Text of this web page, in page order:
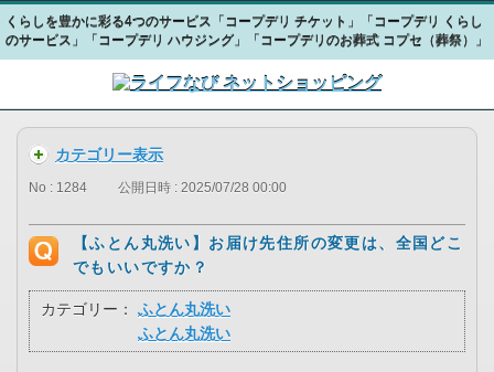
くらしを豊かに彩る4つのサービス「コープデリ チケット」「コープデリ くらし
のサービス」「コープデリ ハウジング」「コープデリのお葬式 コプセ（葬祭）」
カテゴリー表示
No : 1284 公開日時 : 2025/07/28 00:00
【ふとん丸洗い】お届け先住所の変更は、全国どこ
でもいいですか？
カテゴリー：
ふとん丸洗い
ふとん丸洗い